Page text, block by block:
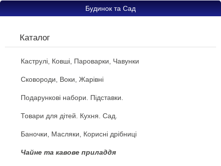
Будинок та Сад
Каталог
Каструлі, Ковші, Пароварки, Чавунки
Сковороди, Воки, Жарівні
Подарункові набори. Підставки.
Товари для дітей. Кухня. Сад.
Баночки, Масляки, Корисні дрібниці
Чайне та кавове приладдя